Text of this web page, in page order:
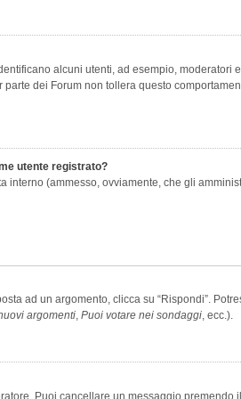
alcuni utenti, ad esempio,
dei Forum non tollera questo
utente registrato?
(ammesso, ovviamente, che gli
ad un argomento, clicca su “Rispondi”.
argomenti, Puoi votare nei sondaggi, ecc.).
Puoi cancellare un messaggio